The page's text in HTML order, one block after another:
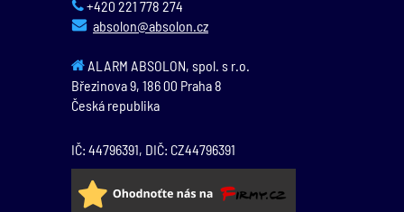
+420 221 778 274
absolon@absolon.cz
ALARM ABSOLON, spol. s r.o.
Březinova 9, 186 00 Praha 8
Česká republika
IČ: 44796391, DIČ: CZ44796391